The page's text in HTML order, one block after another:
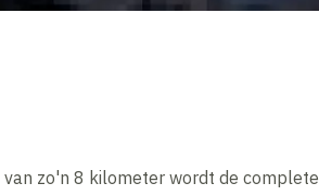
zo'n 8 kilometer wordt de complete